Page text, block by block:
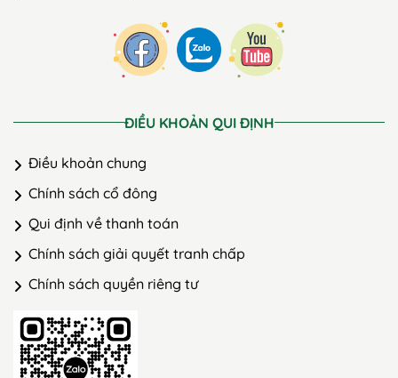
ĐIỀU KHOẢN QUI ĐỊNH
Điều khoản chung
Chính sách cổ đông
Qui định về thanh toán
Chính sách giải quyết tranh chấp
Chính sách quyền riêng tư